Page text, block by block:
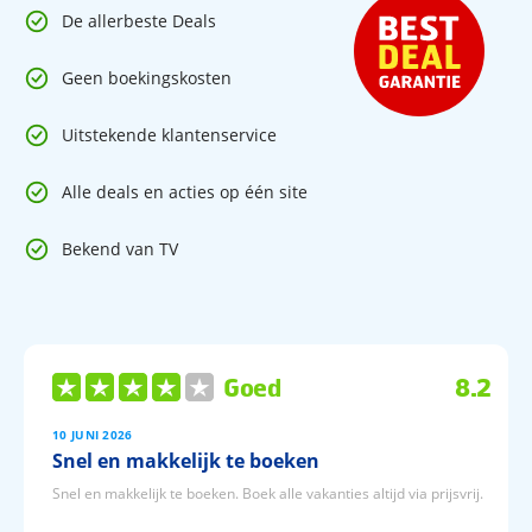
Kinderbad
Miniclub (hoogseizoen)
Sport en entertainment
Game room
Watersporten (€)
De allerbeste Deals
Geen boekingskosten
Uitstekende klantenservice
Alle deals en acties op één site
Bekend van TV
Goed 8.2
10 JUNI 2026
Snel en makkelijk te boeken
Snel en makkelijk te boeken. Boek alle vakanties altijd via prijsvrij.